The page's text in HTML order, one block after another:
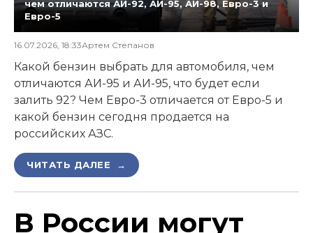
чем отличаются АИ-92, АИ-95, АИ-98, Евро-3 и
Евро-5
16.07.2026, 18:33Артем Степанов
Какой бензин выбрать для автомобиля, чем
отличаются АИ-95 и АИ-95, что будет если
залить 92? Чем Евро-3 отличается от Евро-5 и
какой бензин сегодня продается на
российских АЗС.
ЧИТАТЬ ДАЛЕЕ →
В России могут